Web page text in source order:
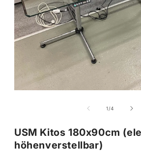
1/von
4
USM Kitos 180x90cm
höhenverstellbar)